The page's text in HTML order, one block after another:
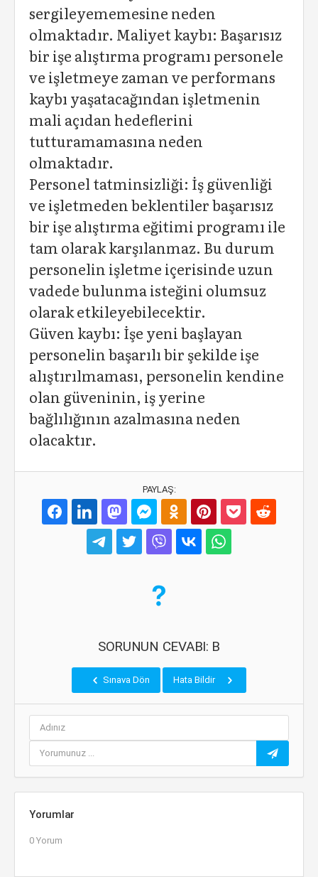
sergileyememesine neden
olmaktadır. Maliyet kaybı: Başarısız
bir işe alıştırma programı personele
ve işletmeye zaman ve performans
kaybı yaşatacağından işletmenin
mali açıdan hedeflerini
tutturamamasına neden
olmaktadır.
Personel tatminsizliği: İş güvenliği
ve işletmeden beklentiler başarısız
bir işe alıştırma eğitimi programı ile
tam olarak karşılanmaz. Bu durum
personelin işletme içerisinde uzun
vadede bulunma isteğini olumsuz
olarak etkileyebilecektir.
Güven kaybı: İşe yeni başlayan
personelin başarılı bir şekilde işe
alıştırılmaması, personelin kendine
olan güveninin, iş yerine
bağlılığının azalmasına neden
olacaktır.
PAYLAŞ:
SORUNUN CEVABI: B
Sınava Dön Hata Bildir
Yorumlar
0 Yorum